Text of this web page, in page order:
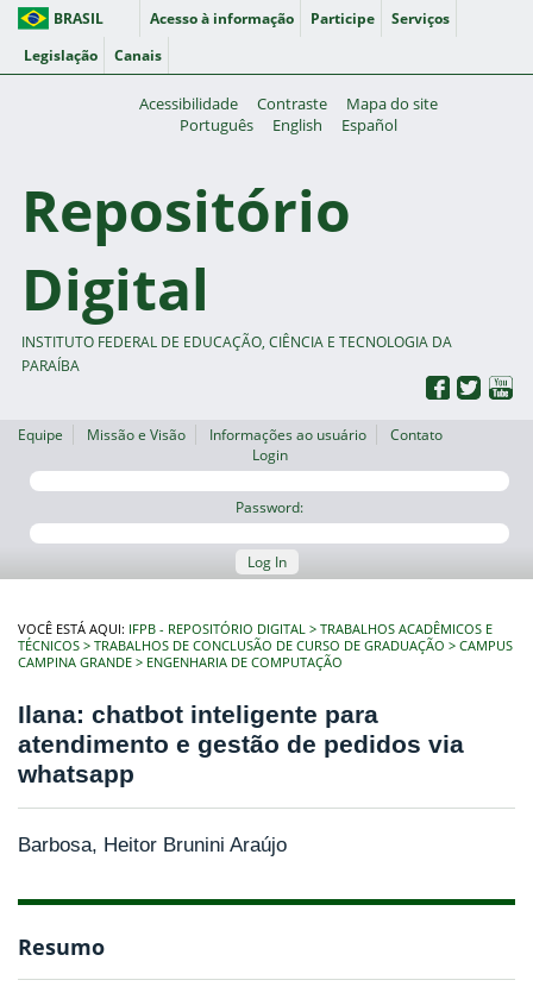
BRASIL Acesso à informação Participe
Serviços
Legislação
Canais
Acessibilidade Contraste
Mapa do site
Português
English Español
Repositório
Digital
INSTITUTO FEDERAL DE EDUCAÇÃO, CIÊNCIA E TECNOLOGIA DA
PARAÍBA
Equipe Missão e Visão Informações ao usuário
Contato
Login
Password:
Log In
VOCÊ ESTÁ AQUI: IFPB - REPOSITÓRIO DIGITAL
TRABALHOS ACADÊMICOS E
TÉCNICOS
TRABALHOS DE CONCLUSÃO DE CURSO DE GRADUAÇÃO
CAMPUS
CAMPINA GRANDE
ENGENHARIA DE COMPUTAÇÃO
Ilana: chatbot inteligente para
atendimento e gestão de pedidos via
whatsapp
Barbosa, Heitor Brunini Araújo
Resumo